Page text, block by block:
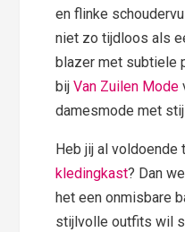
en flinke
niet zo tijdloos als
blazer met subtiele
bijVan Zuilen Mode
damesmode met
Heb jij al
kledingkast? Dan
het een onmisbare
stijlvolle outfits wil